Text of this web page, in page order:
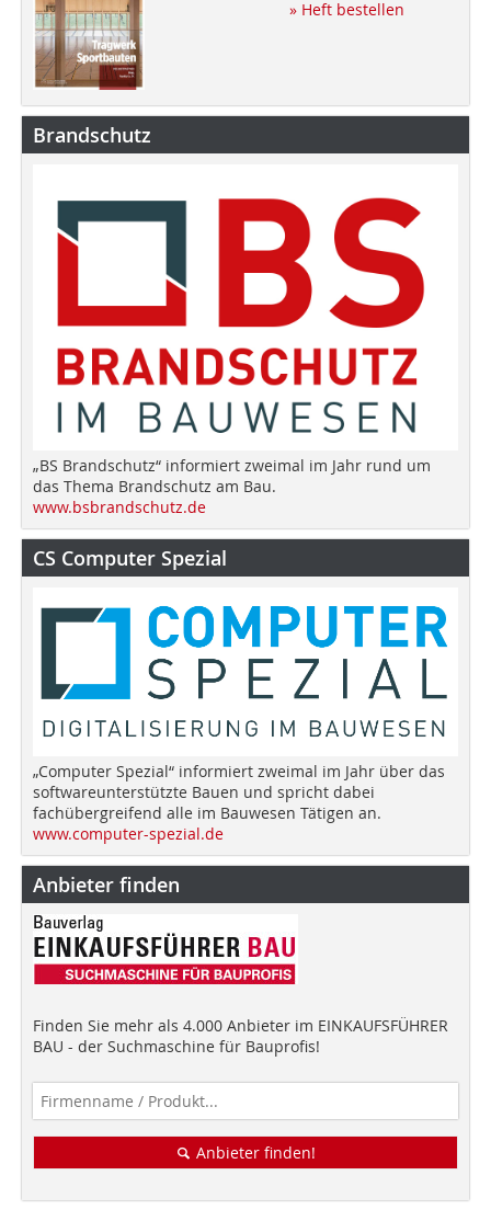
» Heft bestellen
Brandschutz
„BS Brandschutz“ informiert zweimal im Jahr rund um
das Thema Brandschutz am Bau.
www.bsbrandschutz.de
CS Computer Spezial
„Computer Spezial“ informiert zweimal im Jahr über das
softwareunterstützte Bauen und spricht dabei
fachübergreifend alle im Bauwesen Tätigen an.
www.computer-spezial.de
Anbieter finden
Finden Sie mehr als 4.000 Anbieter im EINKAUFSFÜHRER
BAU - der Suchmaschine für Bauprofis!
Anbieter finden!